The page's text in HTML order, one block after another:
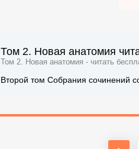
Том 2. Новая анатомия
Том 2. Новая анатомия - читать
Второй том Собрания сочинений